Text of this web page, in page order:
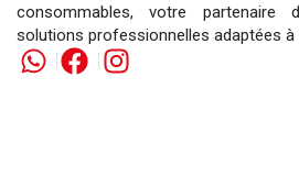
consommables, votre
solutions professionnelles adaptées à